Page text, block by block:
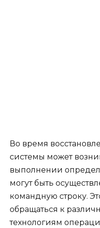
Во время
системы может
выполнении
могут быть
командную строку.
обращаться к
технологиям